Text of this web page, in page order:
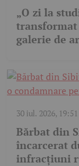
„O zi la
galerie de
30 iul. 2026, 19:51
Bărbat din
încarcerat
infracțiuni